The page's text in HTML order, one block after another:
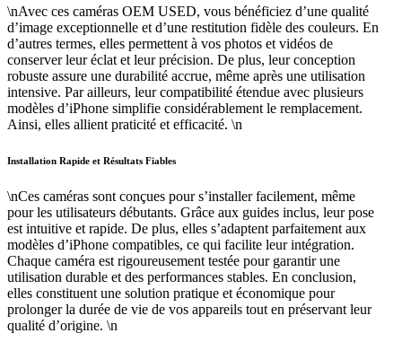
\nAvec ces caméras OEM USED, vous bénéficiez d’une qualité
d’image exceptionnelle et d’une restitution fidèle des couleurs. En
d’autres termes, elles permettent à vos photos et vidéos de
conserver leur éclat et leur précision. De plus, leur conception
robuste assure une durabilité accrue, même après une utilisation
intensive. Par ailleurs, leur compatibilité étendue avec plusieurs
modèles d’iPhone simplifie considérablement le remplacement.
Ainsi, elles allient praticité et efficacité. \n
Installation Rapide et Résultats Fiables
\nCes caméras sont conçues pour s’installer facilement, même
pour les utilisateurs débutants. Grâce aux guides inclus, leur pose
est intuitive et rapide. De plus, elles s’adaptent parfaitement aux
modèles d’iPhone compatibles, ce qui facilite leur intégration.
Chaque caméra est rigoureusement testée pour garantir une
utilisation durable et des performances stables. En conclusion,
elles constituent une solution pratique et économique pour
prolonger la durée de vie de vos appareils tout en préservant leur
qualité d’origine. \n